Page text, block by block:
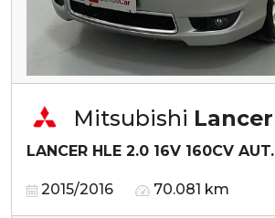
Mitsubishi Lancer
LANCER HLE 2.0 16V 160CV AUT.
2015/2016 70.081 km